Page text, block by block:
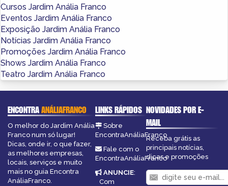
Cursos Jardim Anália Franco
Eventos Jardim Anália Franco
Exposição Jardim Anália Franco
Notícias Jardim Anália Franco
Promoções Jardim Anália Franco
Shows Jardim Anália Franco
Teatro Jardim Anália Franco
ENCONTRAANÁLIAFRANCO
O melhor do Jardim Anália
Franco num só lugar!
Dicas, onde ir, o que fazer,
as melhores empresas,
locais, serviços e muito
mais no guia Encontra
AnáliaFranco.
LINKS RÁPIDOS
Sobre
EncontraAnáliaFranco
Fale com o
EncontraAnáliaFranco
ANUNCIE:
Com
NOVIDADES POR E-
MAIL
Receba grátis as
principais notícias,
dicas e promoções